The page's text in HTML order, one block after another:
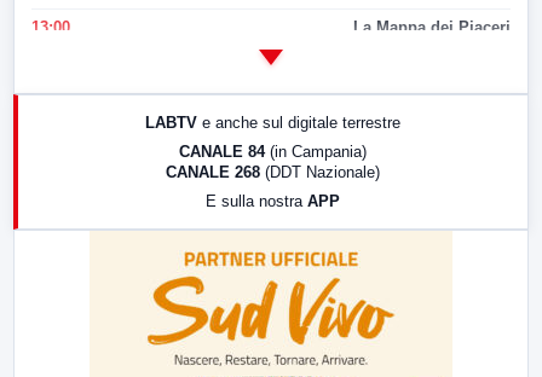
13:00 La Mappa dei Piaceri
LABTV e anche sul digitale terrestre
CANALE 84 (in Campania)
CANALE 268 (DDT Nazionale)
E sulla nostra APP